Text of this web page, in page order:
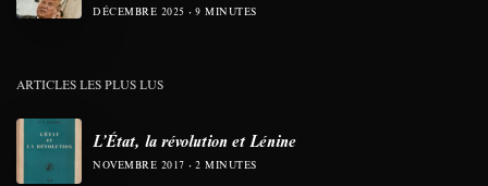
DÉCEMBRE 2025 9 MINUTES
ARTICLES LES PLUS LUS
L’État, la révolution et Lénine
NOVEMBRE 2017 2 MINUTES